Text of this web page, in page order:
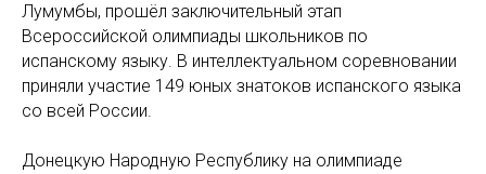
Лумумбы, прошёл заключительный этап
Всероссийской олимпиады школьников по
испанскому языку. В интеллектуальном соревновании
приняли участие 149 юных знатоков испанского языка
со всей России.
Донецкую Народную Республику на олимпиаде